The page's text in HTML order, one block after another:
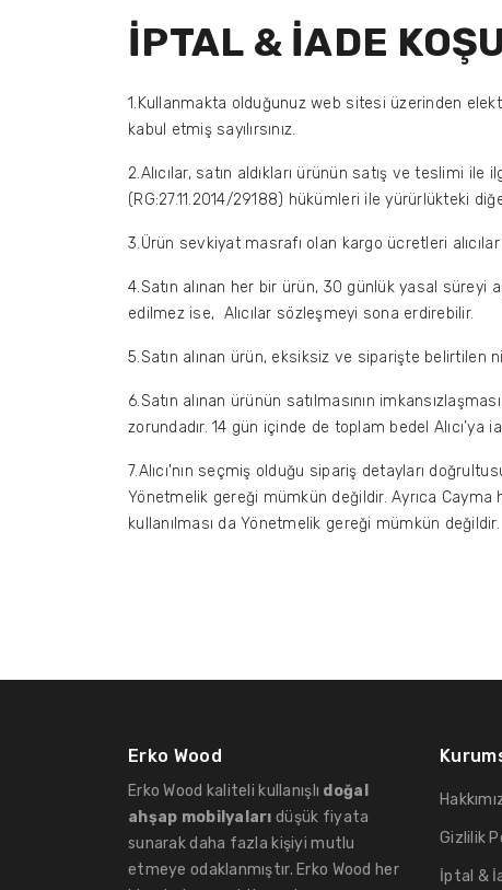
İPTAL & İADE
1.Kullanmakta olduğunuz web sitesi üzerinden
kabul etmiş sayılırsınız.
2.Alıcılar, satın aldıkları ürünün satış ve teslimi
(RG:27.11.2014/29188) hükümleri ile yürürlükteki
3.Ürün sevkiyat masrafı olan kargo ücretleri
4.Satın alınan her bir ürün, 30 günlük yasal
edilmez ise, Alıcılar sözleşmeyi sona erdirebilir.
5.Satın alınan ürün, eksiksiz ve siparişte belirtilen
6.Satın alınan ürünün satılmasının
zorundadır. 14 gün içinde de toplam bedel Alıcı’ya
7.Alıcı'nın seçmiş olduğu sipariş detayları
Yönetmelik gereği mümkün değildir. Ayrıca
kullanılması da Yönetmelik gereği mümkün değildir.
Erko Wood
Erko Wood kaliteli kullanışlı doğal
ahşap mobilyaları düşük fiyata
sunarak daha fazla kişiyi mutlu
etmeye odaklanmıştır. Erko Wood her
Gizlilik
İptal &